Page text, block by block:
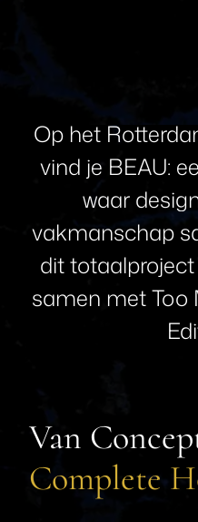
Op het
vind je BEAU:
waar
vakmanschap
dittotaalproject
samen metToo
Van
Complete